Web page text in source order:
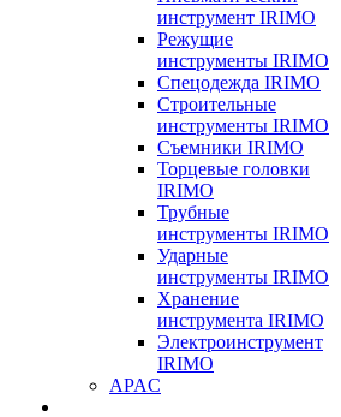
инструмент IRIMO
Режущие
инструменты IRIMO
Спецодежда IRIMO
Строительные
инструменты IRIMO
Съемники IRIMO
Торцевые головки
IRIMO
Трубные
инструменты IRIMO
Ударные
инструменты IRIMO
Хранение
инструмента IRIMO
Электроинструмент
IRIMO
APAC